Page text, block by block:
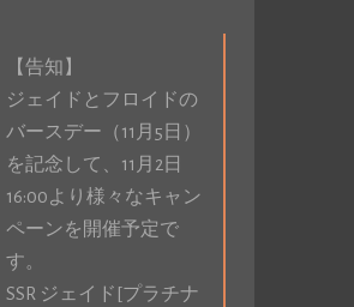
【告知】
ジェイドとフロイドの
バースデー（11月5日）
を記念して、11月2日
16:00より様々なキャン
ペーンを開催予定で
す。
SSR ジェイド[プラチナ